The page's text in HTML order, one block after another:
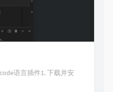
语言插件1. 下载并安